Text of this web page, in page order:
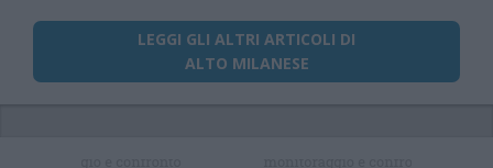
LEGGI GLI ALTRI ARTICOLI DI
ALTO MILANESE